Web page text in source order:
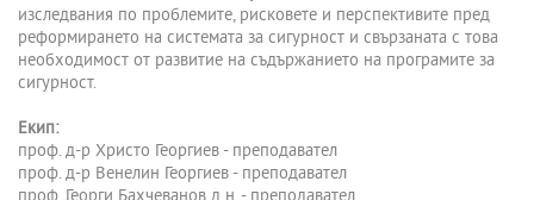
изследвания по проблемите, рисковете и перспективите пред
реформирането на системата за сигурност и свързаната с това
необходимост от развитие на съдържанието на програмите за
сигурност.
Екип:
проф. д-р Христо Георгиев - преподавател
проф. д-р Венелин Георгиев - преподавател